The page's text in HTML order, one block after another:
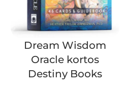
Dream Wisdom
Oracle kortos
Destiny Books